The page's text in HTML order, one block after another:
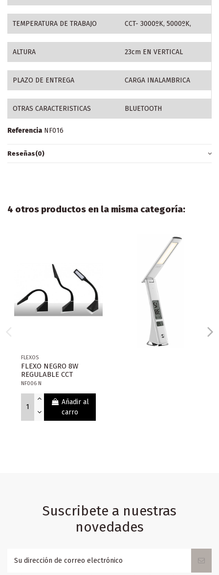
TEMPERATURA DE TRABAJO CCT- 3000ºK, 5000ºK,
ALTURA 23cm EN VERTICAL
PLAZO DE ENTREGA CARGA INALAMBRICA
OTRAS CARACTERISTICAS BLUETOOTH
Referencia NF016
Reseñas(0)
4 otros productos en la misma categoría:
FLEXOS
FLEXO NEGRO 8W
REGULABLE CCT
NF006 N
Añadir al
carro
Suscribete a nuestras
novedades